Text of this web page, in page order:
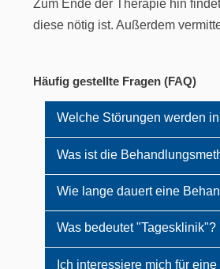
s
h
Zum Ende der Therapie hin
diese nötig ist. Außerdem
Häufig gestellte Fragen (FAQ)
Welche Störungen werden
Was ist die
Wie lange dauert eine
Was bedeutet "Tagesklinik"?
Ich interessiere mich für